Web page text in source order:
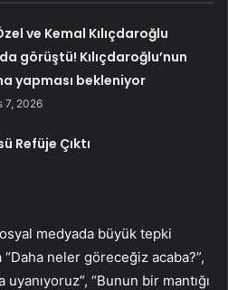
ve Kemal Kılıçdaroğlu
görüştü! Kılıçdaroğlu’nun
yapması bekleniyor
7, 2026
Refüje Çıktı
medyada büyük tepki
neler göreceğiz acaba?”,
“Bunun bir mantığı